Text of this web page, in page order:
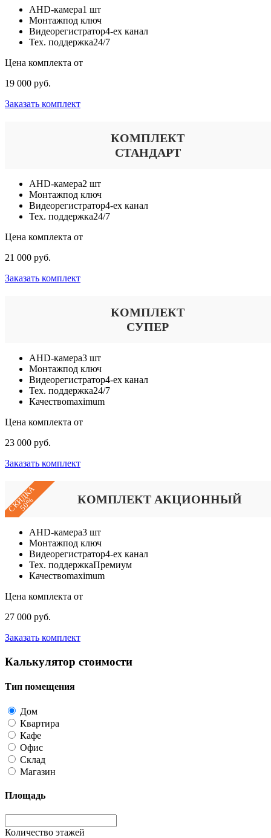
AHD-камера1 шт
Монтажпод ключ
Видеорегистратор4-ех канал
Тех. поддержка24/7
Цена комплекта от
19 000 руб.
Заказать комплект
КОМПЛЕКТ
СТАНДАРТ
AHD-камера2 шт
Монтажпод ключ
Видеорегистратор4-ех канал
Тех. поддержка24/7
Цена комплекта от
21 000 руб.
Заказать комплект
КОМПЛЕКТ
СУПЕР
AHD-камера3 шт
Монтажпод ключ
Видеорегистратор4-ех канал
Тех. поддержка24/7
Качествоmaximum
Цена комплекта от
23 000 руб.
Заказать комплект
СКИДКА
50% КОМПЛЕКТ АКЦИОННЫЙ
AHD-камера3 шт
Монтажпод ключ
Видеорегистратор4-ех канал
Тех. поддержкаПремиум
Качествоmaximum
Цена комплекта от
27 000 руб.
Заказать комплект
Калькулятор стоимости
Тип помещения
Дом
Квартира
Кафе
Офис
Склад
Магазин
Площадь
Количество этажей